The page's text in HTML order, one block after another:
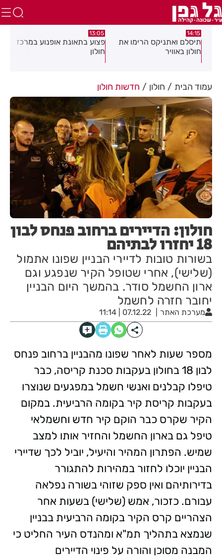
14:15
תיסלם ואתניקס הרימו את
חולון באוויר
13:05
פצוע בתאונת אופנוע במרכז
חולון
עמוד הבית חולון חדשות חולון
חולון: הדיירים ברחוב פנחס לבון
18 יחזרו לבתיהם
בשורות טובות לדיירי הבניין שפונו אתמול
(שלישי), אחרי שטופל הקיר שנפגע וגם
ארון החשמל סודר. בהמשך היום הבניין
יחובר חזרה לחשמל
מערכת האתר 07.12.22 | 11:14
מספר שעות לאחר שפונו מהבניין ברחוב פנחס
לבון 18 בחולון בעקבות סכנת קריסה, כבר
טיפלו קבלנים ואנשי חשמל במפגעים שנוצרו
בעקבות קריסת קיר בקומה הרביעית. במקום
הקיר שקרס כבר הוקם קיר חדש וחשמלאי
טיפל גם בארון החשמל והחזיר אותו למצב
שמיש. הפתרון המהיר והיעיל, יוביל לכך שדיירי
הבניין יוכלו לחזור במהירות להתגורר
בדירותיהם ואין ספק שזוהי בשורה נפלאה
עבורם. כזכור, אמש (שלישי) בשעות אחר
הצהריים קרס הקיר בקומה הרביעית בבניין
שנמצא בתהליך תמ"א ומהנדס העיר החליט כי
המבנה מסוכן והורה על פינוי הדיירים